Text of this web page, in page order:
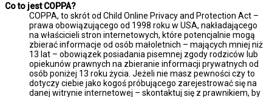
Co to jest COPPA?
COPPA, to skrót od Child Online Privacy and Protection Act –
prawa obowiązującego od 1998 roku w USA, nakładającego
na właścicieli stron internetowych, które potencjalnie mogą
zbierać informacje od osób małoletnich – mających mniej niż
13 lat – obowiązek posiadania pisemnej zgody rodziców lub
opiekunów prawnych na zbieranie informacji prywatnych od
osób poniżej 13 roku życia. Jeżeli nie masz pewności czy to
dotyczy ciebie jako kogoś próbującego zarejestrować się na
danej witrynie internetowej – skontaktuj się z prawnikiem, by